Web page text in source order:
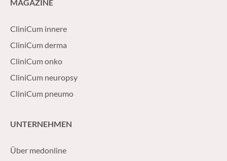
MAGAZINE
CliniCum innere
CliniCum derma
CliniCum onko
CliniCum neuropsy
CliniCum pneumo
UNTERNEHMEN
Über medonline